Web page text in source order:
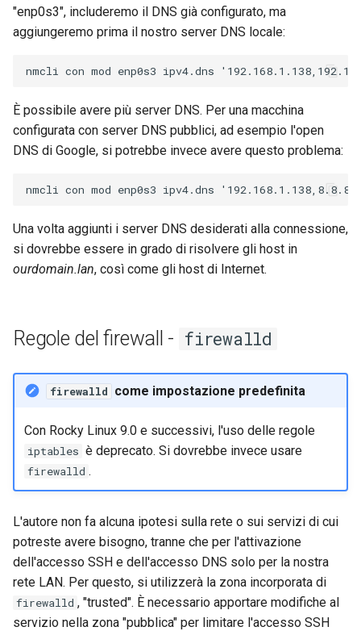
"enp0s3", includeremo il DNS già configurato, ma
aggiungeremo prima il nostro server DNS locale:
È possibile avere più server DNS. Per una macchina
configurata con server DNS pubblici, ad esempio l'open
DNS di Google, si potrebbe invece avere questo problema:
Una volta aggiunti i server DNS desiderati alla connessione,
si dovrebbe essere in grado di risolvere gli host in
ourdomain.lan, così come gli host di Internet.
Regole del firewall - firewalld
firewalld come impostazione predefinita
Con Rocky Linux 9.0 e successivi, l'uso delle regole
iptables è deprecato. Si dovrebbe invece usare
firewalld .
L'autore non fa alcuna ipotesi sulla rete o sui servizi di cui
potreste avere bisogno, tranne che per l'attivazione
dell'accesso SSH e dell'accesso DNS solo per la nostra
rete LAN. Per questo, si utilizzerà la zona incorporata di
firewalld , "trusted". È necessario apportare modifiche al
servizio nella zona "pubblica" per limitare l'accesso SSH